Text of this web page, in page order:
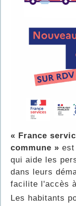
« France
commune »
qui aide les
dans leurs
facilite l'accès
Les habitants